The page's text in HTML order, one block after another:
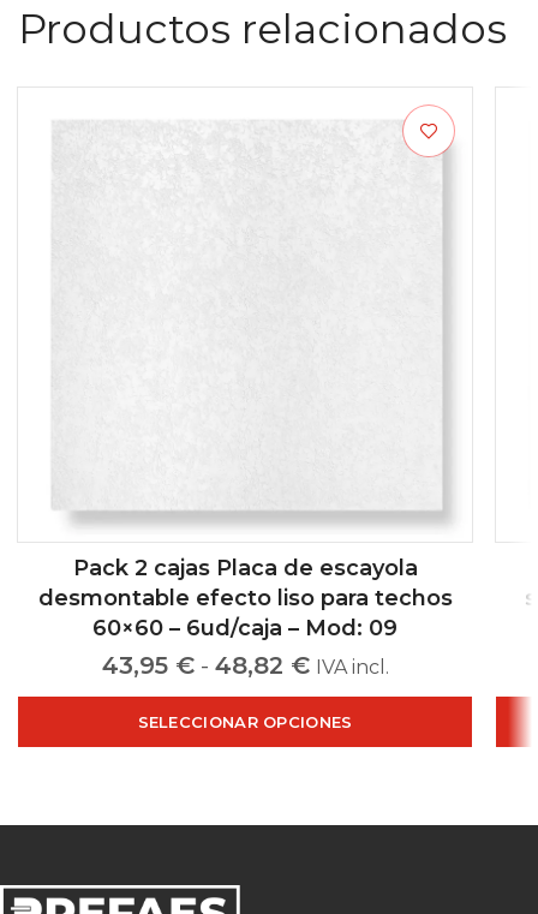
Productos relacionados
Pack 2 cajas Placa de escayola
desmontable efecto liso para techos
60×60 – 6ud/caja – Mod: 09
43,95 € - 48,82 € IVA incl.
SELECCIONAR OPCIONES